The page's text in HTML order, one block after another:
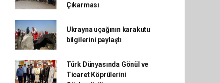
Çıkarması
Ukrayna uçağının karakutu
bilgilerini paylaştı
Türk Dünyasında Gönül ve
Ticaret Köprülerini